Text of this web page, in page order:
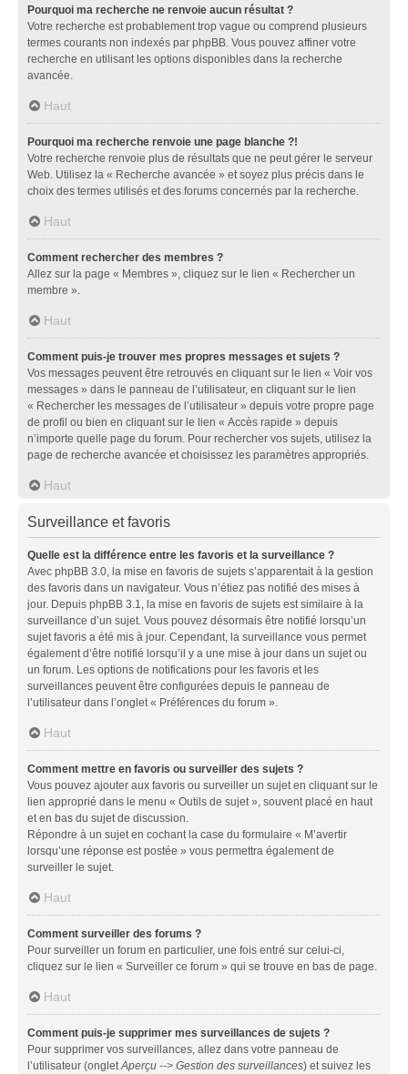
Pourquoi ma recherche ne renvoie aucun résultat ?
Votre recherche est probablement trop vague ou comprend plusieurs
termes courants non indexés par phpBB. Vous pouvez affiner votre
recherche en utilisant les options disponibles dans la recherche
avancée.
Haut
Pourquoi ma recherche renvoie une page blanche ?!
Votre recherche renvoie plus de résultats que ne peut gérer le serveur
Web. Utilisez la « Recherche avancée » et soyez plus précis dans le
choix des termes utilisés et des forums concernés par la recherche.
Haut
Comment rechercher des membres ?
Allez sur la page « Membres », cliquez sur le lien « Rechercher un
membre ».
Haut
Comment puis-je trouver mes propres messages et sujets ?
Vos messages peuvent être retrouvés en cliquant sur le lien « Voir vos
messages » dans le panneau de l’utilisateur, en cliquant sur le lien
« Rechercher les messages de l’utilisateur » depuis votre propre page
de profil ou bien en cliquant sur le lien « Accès rapide » depuis
n’importe quelle page du forum. Pour rechercher vos sujets, utilisez la
page de recherche avancée et choisissez les paramètres appropriés.
Haut
Surveillance et favoris
Quelle est la différence entre les favoris et la surveillance ?
Avec phpBB 3.0, la mise en favoris de sujets s’apparentait à la gestion
des favoris dans un navigateur. Vous n’étiez pas notifié des mises à
jour. Depuis phpBB 3.1, la mise en favoris de sujets est similaire à la
surveillance d’un sujet. Vous pouvez désormais être notifié lorsqu’un
sujet favoris a été mis à jour. Cependant, la surveillance vous permet
également d’être notifié lorsqu’il y a une mise à jour dans un sujet ou
un forum. Les options de notifications pour les favoris et les
surveillances peuvent être configurées depuis le panneau de
l’utilisateur dans l’onglet « Préférences du forum ».
Haut
Comment mettre en favoris ou surveiller des sujets ?
Vous pouvez ajouter aux favoris ou surveiller un sujet en cliquant sur le
lien approprié dans le menu « Outils de sujet », souvent placé en haut
et en bas du sujet de discussion.
Répondre à un sujet en cochant la case du formulaire « M’avertir
lorsqu’une réponse est postée » vous permettra également de
surveiller le sujet.
Haut
Comment surveiller des forums ?
Pour surveiller un forum en particulier, une fois entré sur celui-ci,
cliquez sur le lien « Surveiller ce forum » qui se trouve en bas de page.
Haut
Comment puis-je supprimer mes surveillances de sujets ?
Pour supprimer vos surveillances, allez dans votre panneau de
l’utilisateur (ongletAperçu --> Gestion des surveillances) et suivez les